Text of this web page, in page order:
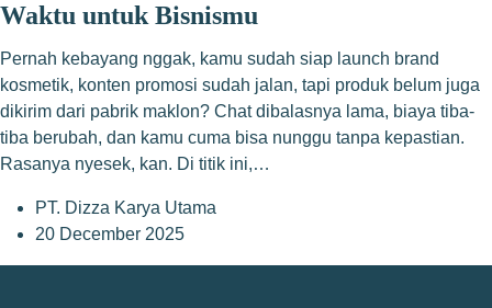
Waktu untuk Bisnismu
Pernah kebayang nggak, kamu sudah siap launch brand
kosmetik, konten promosi sudah jalan, tapi produk belum juga
dikirim dari pabrik maklon? Chat dibalasnya lama, biaya tiba-
tiba berubah, dan kamu cuma bisa nunggu tanpa kepastian.
Rasanya nyesek, kan. Di titik ini,…
PT. Dizza Karya Utama
20 December 2025